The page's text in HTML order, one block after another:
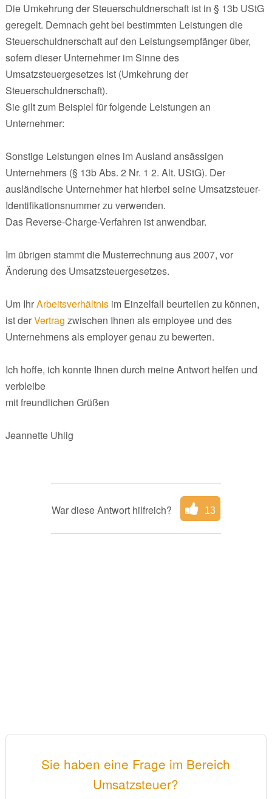
Die Umkehrung der Steuerschuldnerschaft ist in § 13b UStG
geregelt. Demnach geht bei bestimmten Leistungen die
Steuerschuldnerschaft auf den Leistungsempfänger über,
sofern dieser Unternehmer im Sinne des
Umsatzsteuergesetzes ist (Umkehrung der
Steuerschuldnerschaft).
Sie gilt zum Beispiel für folgende Leistungen an
Unternehmer:
Sonstige Leistungen eines im Ausland ansässigen
Unternehmers (§ 13b Abs. 2 Nr. 1 2. Alt. UStG). Der
ausländische Unternehmer hat hierbei seine Umsatzsteuer-
Identifikationsnummer zu verwenden.
Das Reverse-Charge-Verfahren ist anwendbar.
Im übrigen stammt die Musterrechnung aus 2007, vor
Änderung des Umsatzsteuergesetzes.
Um IhrArbeitsverhältnisim Einzelfall beurteilen zu können,
ist derVertrag zwischen Ihnen als employee und des
Unternehmens als employer genau zu bewerten.
Ich hoffe, ich konnte Ihnen durch meine Antwort helfen und
verbleibe
mit freundlichen Grüßen
Jeannette Uhlig
War diese Antwort hilfreich? 13
Sie haben eine Frage im Bereich
Umsatzsteuer?